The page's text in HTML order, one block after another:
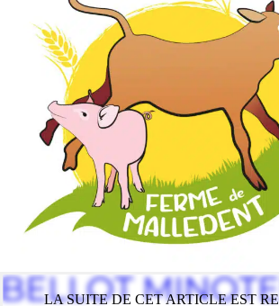
LA SUITE DE CET ARTICLE EST
BELLOT